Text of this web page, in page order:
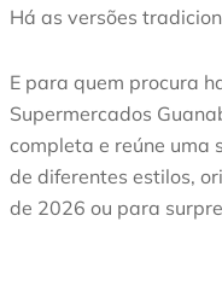
Há as versões
E para quem procura
Supermercados
completa e reúne uma
de diferentes estilos,
de 2026 ou para